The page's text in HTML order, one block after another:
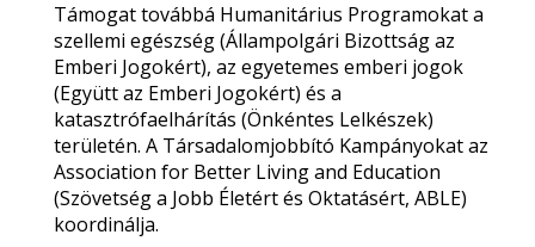
Támogat továbbá Humanitárius Programokat a
szellemi egészség (Állampolgári Bizottság az
Emberi Jogokért), az egyetemes emberi jogok
(Együtt az Emberi Jogokért) és a
katasztrófaelhárítás (Önkéntes Lelkészek)
területén. A Társadalomjobbító Kampányokat az
Association for Better Living and Education
(Szövetség a Jobb Életért és Oktatásért, ABLE)
koordinálja.